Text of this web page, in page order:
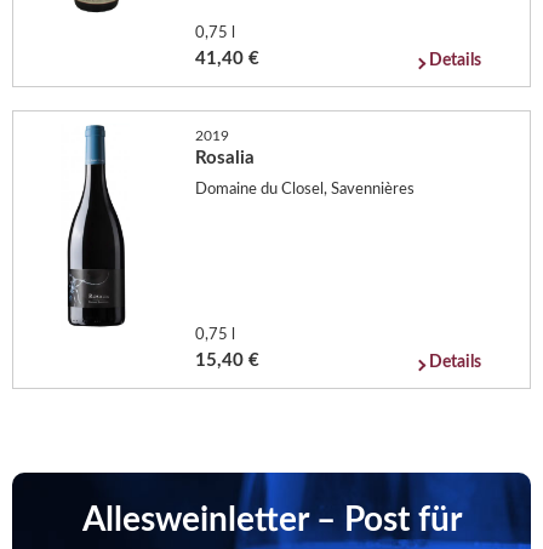
0,75 l
41,40 € Details
2019
Rosalia
Domaine du Closel, Savennières
0,75 l
15,40 € Details
Allesweinletter – Post für